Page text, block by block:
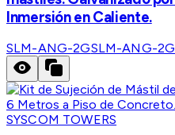
Inmersión en Caliente.
SLM-ANG-2GSLM-ANG-2G
SYSCOM TOWERS